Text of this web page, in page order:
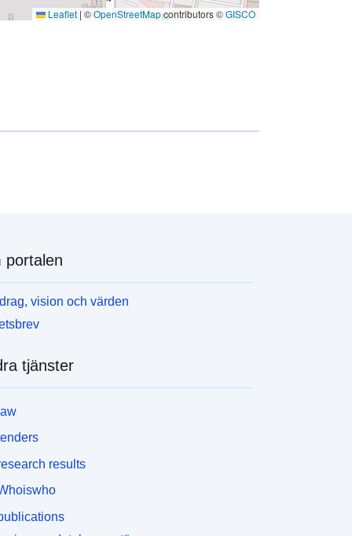
Leaflet | ©OpenStreetMapcontributors ©GISCO
portalen
vision och värden
tjänster
results